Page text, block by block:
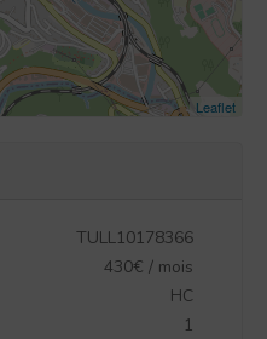
Leaflet
TULL10178366
430€ / mois
HC
1